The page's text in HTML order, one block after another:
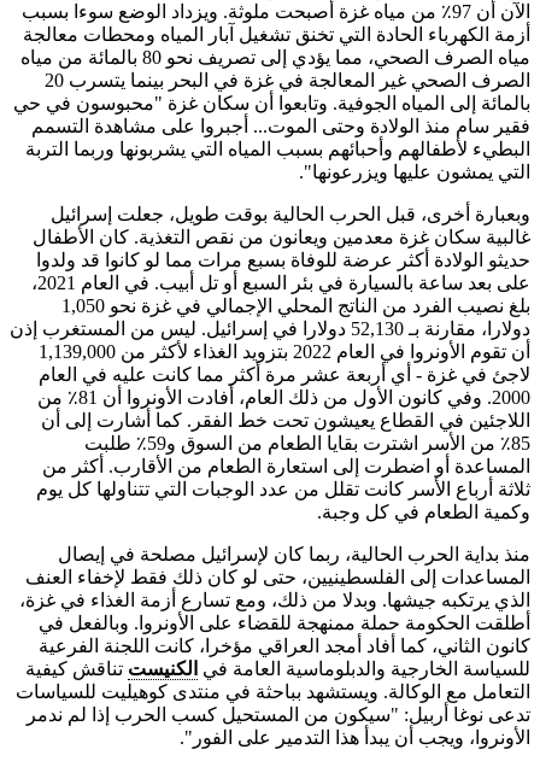
الآن أن 97٪ من مياه غزة أصبحت ملوثة. ويزداد الوضع سوءا بسبب
أزمة الكهرباء الحادة التي تخنق تشغيل آبار المياه ومحطات معالجة
مياه الصرف الصحي، مما يؤدي إلى تصريف نحو 80 بالمائة من مياه
الصرف الصحي غير المعالجة في غزة في البحر بينما يتسرب 20
بالمائة إلى المياه الجوفية. وتابعوا أن سكان غزة "محبوسون في حي
فقير سام منذ الولادة وحتى الموت... أجبروا على مشاهدة التسمم
البطيء لأطفالهم وأحبائهم بسبب المياه التي يشربونها وربما التربة
التي يمشون عليها ويزرعونها".
وبعبارة أخرى، قبل الحرب الحالية بوقت طويل، جعلت إسرائيل
غالبية سكان غزة معدمين ويعانون من نقص التغذية. كان الأطفال
حديثو الولادة أكثر عرضة للوفاة بسبع مرات مما لو كانوا قد ولدوا
على بعد ساعة بالسيارة في بئر السبع أو تل أبيب. في العام 2021،
بلغ نصيب الفرد من الناتج المحلي الإجمالي في غزة نحو 1,050
دولارا، مقارنة بـ 52,130 دولارا في إسرائيل. ليس من المستغرب إذن
أن تقوم الأونروا في العام 2022 بتزويد الغذاء لأكثر من 1,139,000
لاجئ في غزة - أي أربعة عشر مرة أكثر مما كانت عليه في العام
2000. وفي كانون الأول من ذلك العام، أفادت الأونروا أن 81٪ من
اللاجئين في القطاع يعيشون تحت خط الفقر. كما أشارت إلى أن
85٪ من الأسر اشترت بقايا الطعام من السوق و59٪ طلبت
المساعدة أو اضطرت إلى استعارة الطعام من الأقارب. أكثر من
ثلاثة أرباع الأسر كانت تقلل من عدد الوجبات التي تتناولها كل يوم
وكمية الطعام في كل وجبة.
منذ بداية الحرب الحالية، ربما كان لإسرائيل مصلحة في إيصال
المساعدات إلى الفلسطينيين، حتى لو كان ذلك فقط لإخفاء العنف
الذي يرتكبه جيشها. وبدلا من ذلك، ومع تسارع أزمة الغذاء في غزة،
أطلقت الحكومة حملة ممنهجة للقضاء على الأونروا. وبالفعل في
كانون الثاني، كما أفاد أمجد العراقي مؤخرا، كانت اللجنة الفرعية
للسياسة الخارجية والدبلوماسية العامة في الكنيست تناقش كيفية
التعامل مع الوكالة. ويستشهد بباحثة في منتدى كوهيليت للسياسات
تدعى نوغا أربيل: "سيكون من المستحيل كسب الحرب إذا لم ندمر
الأونروا، ويجب أن يبدأ هذا التدمير على الفور".